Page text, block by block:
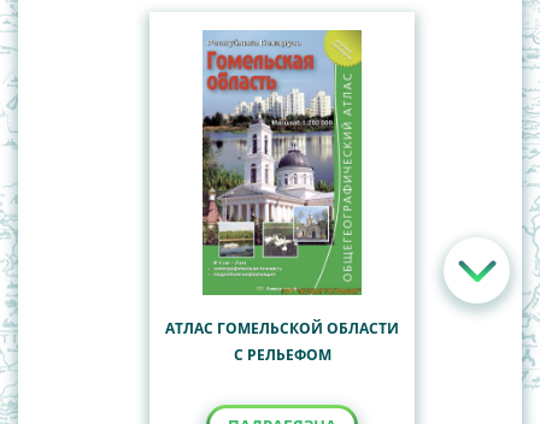
АТЛАС ГОМЕЛЬСКОЙ ОБЛАСТИ
С РЕЛЬЕФОМ